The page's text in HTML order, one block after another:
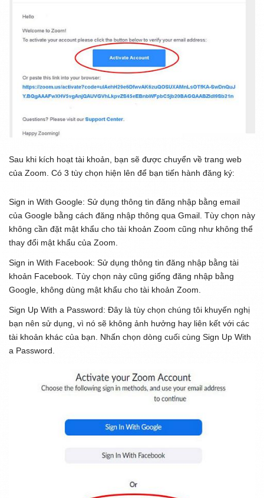
Sau khi kích hoạt tài khoản, bạn sẽ được chuyển về trang web
của Zoom. Có 3 tùy chọn hiện lên để bạn tiến hành đăng ký:
Sign in With Google: Sử dụng thông tin đăng nhập bằng email
của Google bằng cách đăng nhập thông qua Gmail. Tùy chọn này
không cần đặt mật khẩu cho tài khoản Zoom cũng như không thể
thay đổi mật khẩu của Zoom.
Sign in With Facebook: Sử dụng thông tin đăng nhập bằng tài
khoản Facebook. Tùy chọn này cũng giống đăng nhập bằng
Google, không dùng mật khẩu cho tài khoản Zoom.
Sign Up With a Password: Đây là tùy chọn chúng tôi khuyến nghị
bạn nên sử dụng, vì nó sẽ không ảnh hưởng hay liên kết với các
tài khoản khác của bạn. Nhấn chọn dòng cuối cùng Sign Up With
a Password